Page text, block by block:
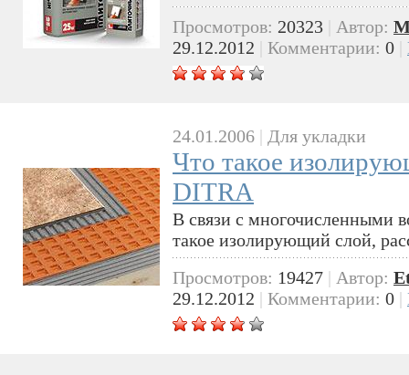
Просмотров: 20323 Автор:
29.12.2012
Комментарии: 0
24.01.2006 | Для укладки
Что такое
DITRA
В связи с многочисленными
такое изолирующий слой,
Просмотров: 19427 | Автор:
29.12.2012 | Комментарии: 0 |